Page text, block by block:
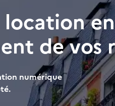
location
de vos
numérique